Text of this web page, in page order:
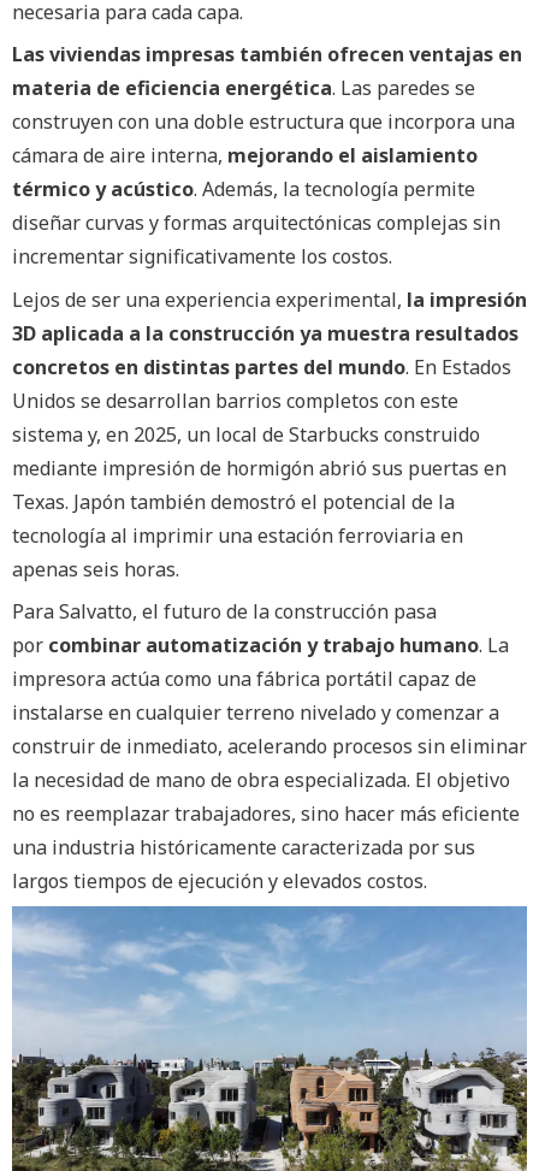
necesaria para cada capa.
Las viviendas impresas también ofrecen ventajas en
materia de eficiencia energética. Las paredes se
construyen con una doble estructura que incorpora una
cámara de aire interna, mejorando el aislamiento
térmico y acústico. Además, la tecnología permite
diseñar curvas y formas arquitectónicas complejas sin
incrementar significativamente los costos.
Lejos de ser una experiencia experimental, la impresión
3D aplicada a la construcción ya muestra resultados
concretos en distintas partes del mundo. En Estados
Unidos se desarrollan barrios completos con este
sistema y, en 2025, un local de Starbucks construido
mediante impresión de hormigón abrió sus puertas en
Texas. Japón también demostró el potencial de la
tecnología al imprimir una estación ferroviaria en
apenas seis horas.
Para Salvatto, el futuro de la construcción pasa
por combinar automatización y trabajo humano. La
impresora actúa como una fábrica portátil capaz de
instalarse en cualquier terreno nivelado y comenzar a
construir de inmediato, acelerando procesos sin eliminar
la necesidad de mano de obra especializada. El objetivo
no es reemplazar trabajadores, sino hacer más eficiente
una industria históricamente caracterizada por sus
largos tiempos de ejecución y elevados costos.